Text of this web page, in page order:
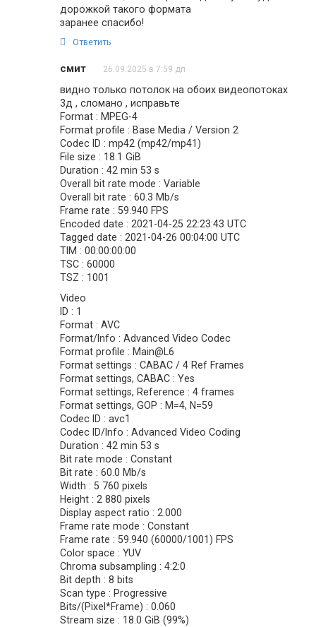
дорожкой такого формата
заранее спасибо!
Ответить
смит 26.09.2025 в 7:59 дп
видно только потолок на обоих видеопотоках
3д , сломано , исправьте
Format : MPEG-4
Format profile : Base Media / Version 2
Codec ID : mp42 (mp42/mp41)
File size : 18.1 GiB
Duration : 42 min 53 s
Overall bit rate mode : Variable
Overall bit rate : 60.3 Mb/s
Frame rate : 59.940 FPS
Encoded date : 2021-04-25 22:23:43 UTC
Tagged date : 2021-04-26 00:04:00 UTC
TIM : 00:00:00:00
TSC : 60000
TSZ : 1001
Video
ID : 1
Format : AVC
Format/Info : Advanced Video Codec
Format profile : Main@L6
Format settings : CABAC / 4 Ref Frames
Format settings, CABAC : Yes
Format settings, Reference : 4 frames
Format settings, GOP : M=4, N=59
Codec ID : avc1
Codec ID/Info : Advanced Video Coding
Duration : 42 min 53 s
Bit rate mode : Constant
Bit rate : 60.0 Mb/s
Width : 5 760 pixels
Height : 2 880 pixels
Display aspect ratio : 2.000
Frame rate mode : Constant
Frame rate : 59.940 (60000/1001) FPS
Color space : YUV
Chroma subsampling : 4:2:0
Bit depth : 8 bits
Scan type : Progressive
Bits/(Pixel*Frame) : 0.060
Stream size : 18.0 GiB (99%)